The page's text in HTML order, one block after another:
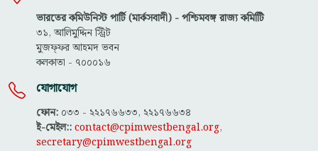
ভারতের কমিউনিস্ট পার্টি (মার্কসবাদী) - পশ্চিমবঙ্গ রাজ্য কমিটিি
৩১, আলিমুদ্দিন স্ট্রিট
মুজফ্ফ‌র আহমদ ভবন
কলকাতা - ৭০০০১৬
যোগাযোগ
ফোন: ০৩৩ - ২২১৭৬৬৩৩, ২২১৭৬৬৩৪
ই-মেইল::contact@cpimwestbengal.org,
secretary@cpimwestbengal.org